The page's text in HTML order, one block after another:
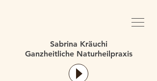
Sabrina Kräuchi
Ganzheitliche Naturheilpraxis